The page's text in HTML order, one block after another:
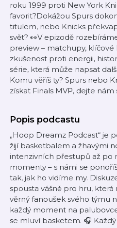
roku 1999 proti New York
favorit?Dokážou Spurs
titulem, nebo Knicks
svět? 👀V epizodě
preview – matchupy, klíčové
zkušenost proti energii,
série, která může napsat
Komu věříš ty? Spurs nebo
získat Finals MVP, dejte nám
Popis podcastu
„Hoop Dreamz Podcast“ je
žijí basketbalem a žhavými
intenzivních přestupů až po
momenty – s námi se
tak, jak ho vidíme my.
spousta vášně pro hru, která
věrný fanoušek svého týmu
každý moment na
se mluví basketem. 🎧